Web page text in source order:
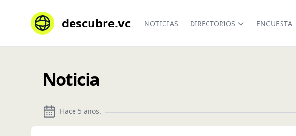
descubre.vc NOTICIAS DIRECTORIOS ENCUESTA
Noticia
Hace 5 años.